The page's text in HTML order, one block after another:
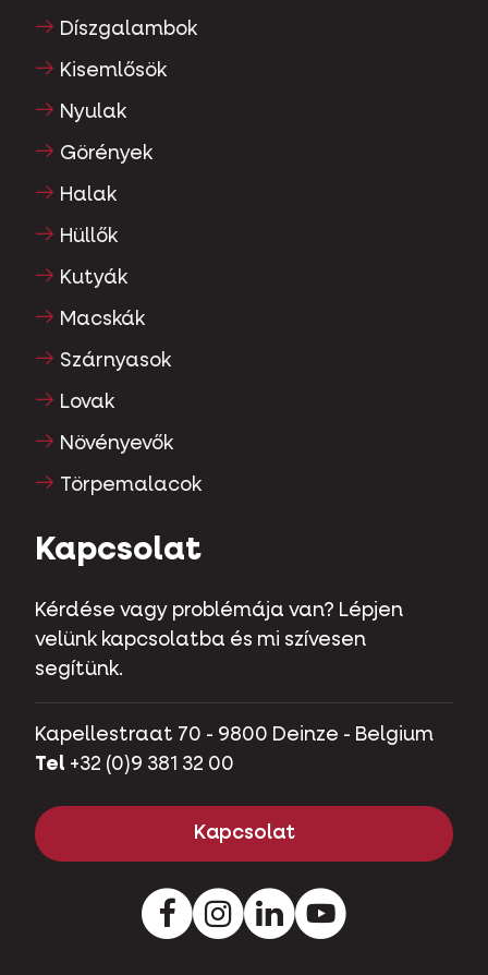
Díszgalambok
Kisemlősök
Nyulak
Görények
Halak
Hüllők
Kutyák
Macskák
Szárnyasok
Lovak
Növényevők
Törpemalacok
Kapcsolat
Kérdése vagy problémája van? Lépjen
velünk kapcsolatba és mi szívesen
segítünk.
Kapellestraat 70 - 9800 Deinze - Belgium
Tel +32 (0)9 381 32 00
Kapcsolat
InstagramLinkedInYoutube